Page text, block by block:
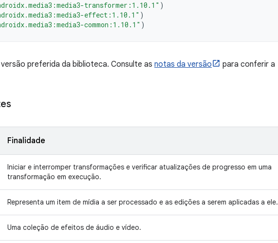
transformer:1.10.1" )
effect:1.10.1" )
common:1.10.1" )
preferida da biblioteca. Consulte as notas da versão
para conferir a
Finalidade
Iniciar e interromper transformações e verificar atualizações de progresso em uma
transformação em execução.
Representa um item de mídia a ser processado e as edições a serem aplicadas a ele.
Uma coleção de efeitos de áudio e vídeo.